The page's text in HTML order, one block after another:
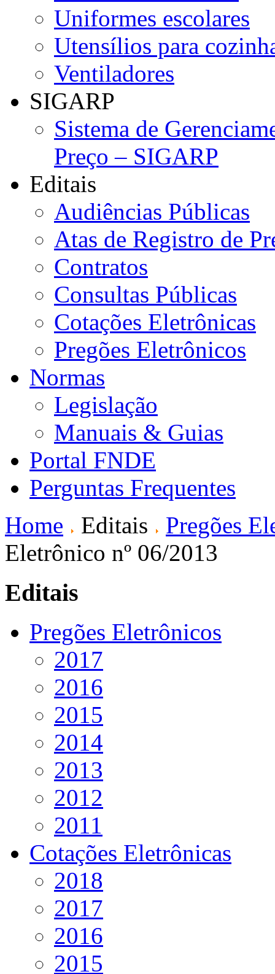
Uniformes escolares
Utensílios para
Ventiladores
SIGARP
Sistema de
Preço – SIGARP
Editais
Audiências Públicas
Atas de Registro de
Contratos
Consultas Públicas
Cotações Eletrônicas
Pregões Eletrônicos
Normas
Legislação
Manuais & Guias
Portal FNDE
Perguntas Frequentes
Home
Editais
Pregões
Eletrônico nº 06/2013
Editais
Pregões Eletrônicos
2017
2016
2015
2014
2013
2012
2011
Cotações Eletrônicas
2018
2017
2016
2015